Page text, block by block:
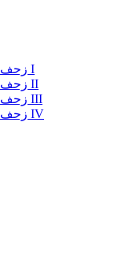
زحف الوحوش (فريق) I
زحف الوحوش (فريق) II
زحف الوحوش (فريق) III
زحف الوحوش (فريق) IV